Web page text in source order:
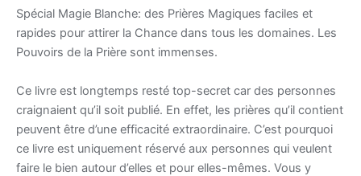
Spécial Magie Blanche: des Prières Magiques faciles et
rapides pour attirer la Chance dans tous les domaines. Les
Pouvoirs de la Prière sont immenses.
Ce livre est longtemps resté top-secret car des personnes
craignaient qu’il soit publié. En effet, les prières qu’il contient
peuvent être d’une efficacité extraordinaire. C’est pourquoi
ce livre est uniquement réservé aux personnes qui veulent
faire le bien autour d’elles et pour elles-mêmes. Vous y